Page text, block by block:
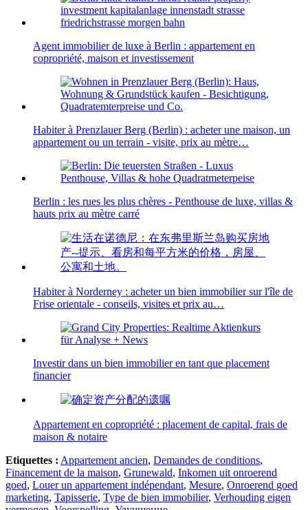
Agent immobilier de luxe à Berlin : appartement en
copropriété, maison et investissement
Habiter à Prenzlauer Berg (Berlin) : acheter une maison, un
appartement ou un terrain - visite, prix au mètre…
Berlin : les rues les plus chères - Penthouse de luxe, villas &
hauts prix au mètre carré
Habiter à Norderney : acheter un bien immobilier sur l'île de
Frise orientale - conseils, visites et prix au…
Investir dans un bien immobilier en tant que placement
financier
Appartement en copropriété : placement de capital, frais de
maison & notaire
Etiquettes : Appartement ancien, Demandes de conditions,
Financement de la maison, Grunewald, Inkomen uit onroerend
goed, Louer un appartement indépendant, Mesure, Onroerend goed
marketing, Tapisserie, Type de bien immobilier, Verhouding eigen